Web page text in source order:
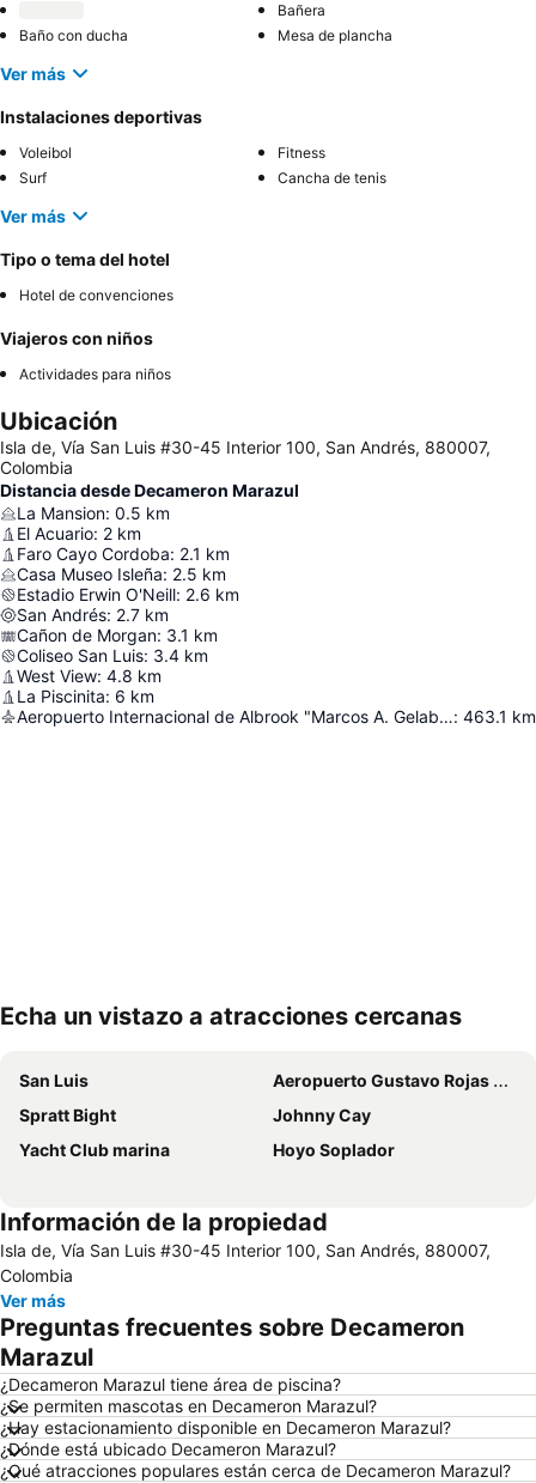
Bañera
Baño con ducha
Mesa de plancha
Ver más
Instalaciones deportivas
Voleibol
Fitness
Surf
Cancha de tenis
Ver más
Tipo o tema del hotel
Hotel de convenciones
Viajeros con niños
Actividades para niños
Ubicación
Isla de, Vía San Luis #30-45 Interior 100, San Andrés, 880007,
Colombia
Distancia desde Decameron Marazul
La Mansion: 0.5 km
El Acuario: 2 km
Faro Cayo Cordoba: 2.1 km
Casa Museo Isleña: 2.5 km
Estadio Erwin O'Neill: 2.6 km
San Andrés: 2.7 km
Cañon de Morgan: 3.1 km
Coliseo San Luis: 3.4 km
West View: 4.8 km
La Piscinita: 6 km
Aeropuerto Internacional de Albrook "Marcos A. Gelabert": 463.1 km
Echa un vistazo a atracciones cercanas
San Luis
Aeropuerto Gustavo Rojas Pinilla
Spratt Bight
Johnny Cay
Yacht Club marina
Hoyo Soplador
Información de la propiedad
Isla de, Vía San Luis #30-45 Interior 100, San Andrés, 880007,
Colombia
Ver más
Preguntas frecuentes sobre Decameron
Marazul
¿Decameron Marazul tiene área de piscina?
¿Se permiten mascotas en Decameron Marazul?
¿Hay estacionamiento disponible en Decameron Marazul?
¿Dónde está ubicado Decameron Marazul?
¿Qué atracciones populares están cerca de Decameron Marazul?